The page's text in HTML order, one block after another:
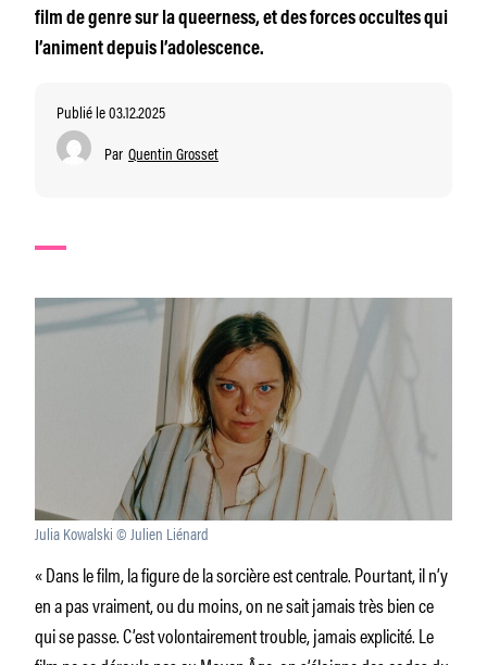
film de genre sur la queerness, et des forces occultes qui
l’animent depuis l’adolescence.
Publié le 03.12.2025
Par Quentin Grosset
Julia Kowalski © Julien Liénard
« Dans le film, la figure de la sorcière est centrale. Pourtant, il n’y
en a pas vraiment, ou du moins, on ne sait jamais très bien ce
qui se passe. C’est volontairement trouble, jamais explicité. Le